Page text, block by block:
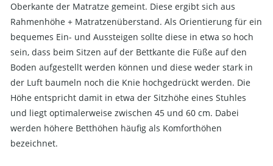
Oberkante der Matratze gemeint. Diese ergibt sich aus
Rahmenhöhe + Matratzenüberstand. Als Orientierung für ein
bequemes Ein- und Aussteigen sollte diese in etwa so hoch
sein, dass beim Sitzen auf der Bettkante die Füße auf den
Boden aufgestellt werden können und diese weder stark in
der Luft baumeln noch die Knie hochgedrückt werden. Die
Höhe entspricht damit in etwa der Sitzhöhe eines Stuhles
und liegt optimalerweise zwischen 45 und 60 cm. Dabei
werden höhere Betthöhen häufig als Komforthöhen
bezeichnet.